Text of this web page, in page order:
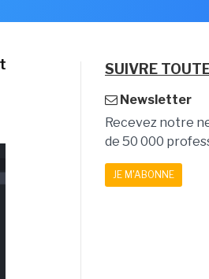
SUIVRE
Newsletter
Recevez notre
de 50 000
JE M'ABONNE